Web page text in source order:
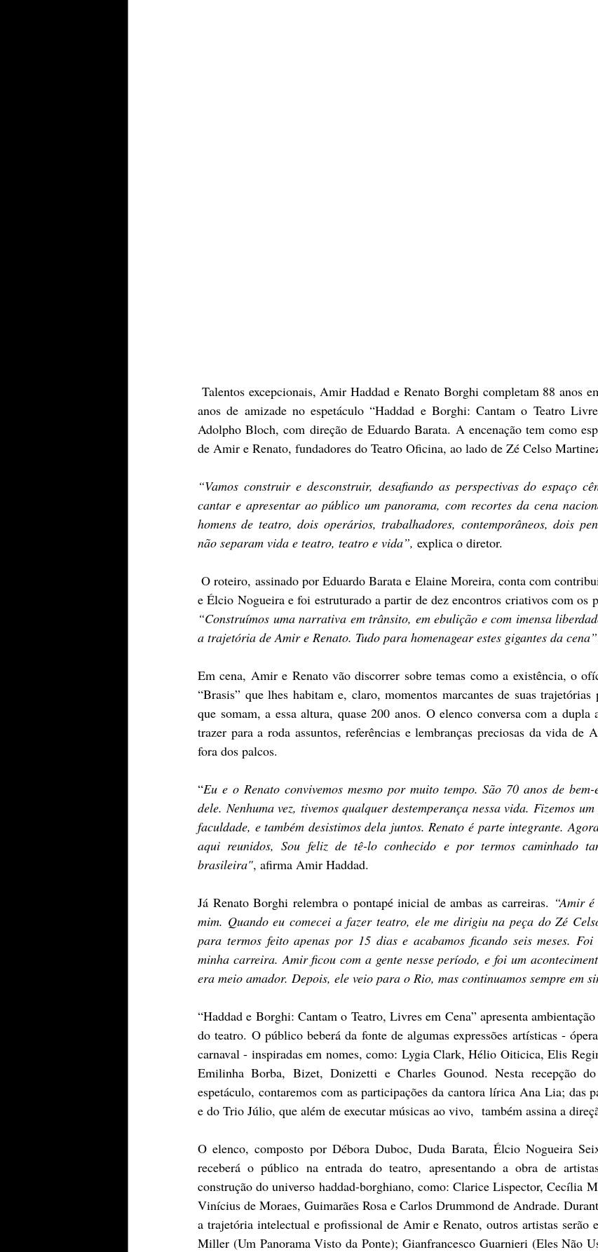
anos de amizade no espetáculo “Haddad e Borghi: Cantam o Teatro
Adolpho Bloch, com direção de Eduardo Barata. A encenação tem como
de Amir e Renato, fundadores do Teatro Oficina, ao lado de Zé Celso
“Vamos construir e desconstruir, desafiando as perspectivas do espaço
cantar e apresentar ao público um panorama, com recortes da cena
homens de teatro, dois operários, trabalhadores, contemporâneos, dois
não separam vida e teatro, teatro e vida”, explica o diretor.
O roteiro, assinado por Eduardo Barata e Elaine Moreira, conta com contribuições de Débora Duboc
“Construímos uma narrativa em trânsito, em ebulição e com imensa
a trajetória de Amir e Renato. Tudo para homenagear estes gigantes da cena”
Em cena, Amir e Renato vão discorrer sobre temas como a existência, o
“Brasis” que lhes habitam e, claro, momentos marcantes de suas trajetórias
que somam, a essa altura, quase 200 anos. O elenco conversa com a dupla
trazer para a roda assuntos, referências e lembranças preciosas da vida de
fora dos palcos.
“Eu e o Renato convivemos mesmo por muito tempo. São 70 anos de
dele. Nenhuma vez, tivemos qualquer destemperança nessa vida. Fizemos
faculdade, e também desistimos dela juntos. Renato é parte integrante.
aqui reunidos, Sou feliz de tê-lo conhecido e por termos caminhado
brasileira", afirma Amir Haddad.
Já Renato Borghi relembra o pontapé inicial de ambas as carreiras. “Amir
mim. Quando eu comecei a fazer teatro, ele me dirigiu na peça do Zé
para termos feito apenas por 15 dias e acabamos ficando seis meses.
minha carreira. Amir ficou com a gente nesse período, e foi um
era meio amador. Depois, ele veio para o Rio, mas continuamos sempre em
“Haddad e Borghi: Cantam o Teatro, Livres em Cena” apresenta
do teatro. O público beberá da fonte de algumas expressões artísticas -
carnaval - inspiradas em nomes, como: Lygia Clark, Hélio Oiticica, Elis
Emilinha Borba, Bizet, Donizetti e Charles Gounod. Nesta recepção
espetáculo, contaremos com as participações da cantora lírica Ana Lia; das
e do Trio Júlio, que além de executar músicas ao vivo,  também assina a
O elenco, composto por Débora Duboc, Duda Barata, Élcio Nogueira
receberá o público na entrada do teatro, apresentando a obra de
construção do universo haddad-borghiano, como: Clarice Lispector, Cecília
Vinícius de Moraes, Guimarães Rosa e Carlos Drummond de Andrade.
a trajetória intelectual e profissional de Amir e Renato, outros artistas serão
Miller (Um Panorama Visto da Ponte); Gianfrancesco Guarnieri (Eles Não